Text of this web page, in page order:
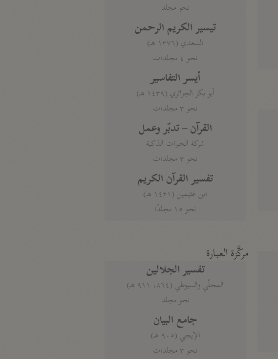
نحو مجلد
تيسير الكريم الرحمن
السعدي (١٣٧٦ هـ)
نحو ٤ مجلدات
أيسر التفاسير
أبو بكر الجزائري (١٤٣٩ هـ)
نحو ٣ مجلدات
القرآن – تدبّر وعمل
شركة الخبرات الذكية
نحو ٣ مجلدات
تفسير القرآن الكريم
ابن عثيمين (١٤٢١ هـ)
نحو ١٥ مجلدًا
مركَّزة العبارة
تفسير الجلالين
المحلّي والسيوطي (٨٦٤، ٩١١ هـ)
نحو مجلد
جامع البيان
الإيجي (٩٠٥ هـ)
نحو ٣ مجلدات